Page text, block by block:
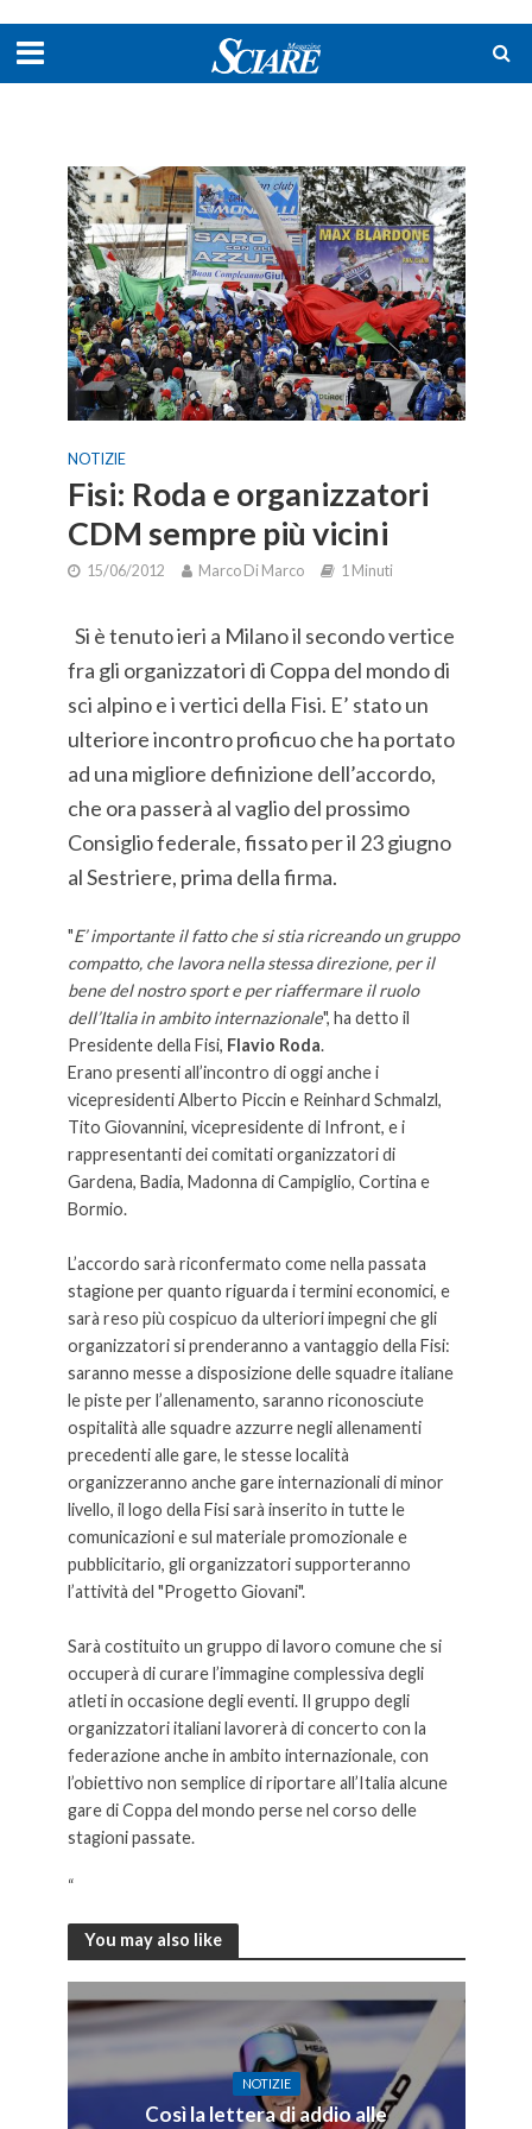
NOTIZIE
Fisi: Roda e organizzatori
CDM sempre più vicini
15/06/2012 Marco Di Marco 1 Minuti
Si è tenuto ieri a Milano il secondo vertice
fra gli organizzatori di Coppa del mondo di
sci alpino e i vertici della Fisi. E’ stato un
ulteriore incontro proficuo che ha portato
ad una migliore definizione dell’accordo,
che ora passerà al vaglio del prossimo
Consiglio federale, fissato per il 23 giugno
al Sestriere, prima della firma.
"E’ importante il fatto che si stia ricreando un gruppo
compatto, che lavora nella stessa direzione, per il
bene del nostro sport e per riaffermare il ruolo
dell’Italia in ambito internazionale", ha detto il
Presidente della Fisi, Flavio Roda.
Erano presenti all’incontro di oggi anche i
vicepresidenti Alberto Piccin e Reinhard Schmalzl,
Tito Giovannini, vicepresidente di Infront, e i
rappresentanti dei comitati organizzatori di
Gardena, Badia, Madonna di Campiglio, Cortina e
Bormio.
L’accordo sarà riconfermato come nella passata
stagione per quanto riguarda i termini economici, e
sarà reso più cospicuo da ulteriori impegni che gli
organizzatori si prenderanno a vantaggio della Fisi:
saranno messe a disposizione delle squadre italiane
le piste per l’allenamento, saranno riconosciute
ospitalità alle squadre azzurre negli allenamenti
precedenti alle gare, le stesse località
organizzeranno anche gare internazionali di minor
livello, il logo della Fisi sarà inserito in tutte le
comunicazioni e sul materiale promozionale e
pubblicitario, gli organizzatori supporteranno
l’attività del "Progetto Giovani".
Sarà costituito un gruppo di lavoro comune che si
occuperà di curare l’immagine complessiva degli
atleti in occasione degli eventi. Il gruppo degli
organizzatori italiani lavorerà di concerto con la
federazione anche in ambito internazionale, con
l’obiettivo non semplice di riportare all’Italia alcune
gare di Coppa del mondo perse nel corso delle
stagioni passate.
“
You may also like
NOTIZIE
Così la lettera di addio alle